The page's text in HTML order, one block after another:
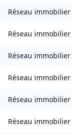
Réseau immobilier
Réseau immobilier
Réseau immobilier
Réseau immobilier
Réseau immobilier
Réseau immobilier